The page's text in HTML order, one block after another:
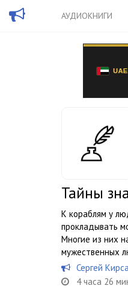
АУДИОКНИГИ
Тайны
К кораблям у
прокладывать
Многие из них
мужественных
Сергей
4 часа 26